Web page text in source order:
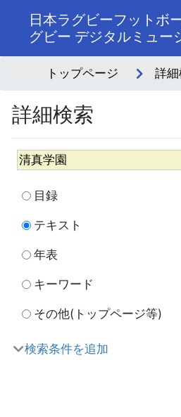
日本ラグビーフットボ
グビー デジタルミュー
トップページ 詳
詳細検索
目録
テキスト
年表
キーワード
その他(トップページ等)
検索条件を追加